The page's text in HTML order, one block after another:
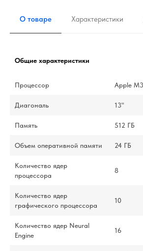
О товаре Характеристики
Общие характеристики
Процессор Apple M3
Диагональ 13"
Память 512 ГБ
Объем оперативной памяти 24 ГБ
Количество ядер
процессора
8
Количество ядер
графического процессора
10
Количество ядер Neural
Engine
16